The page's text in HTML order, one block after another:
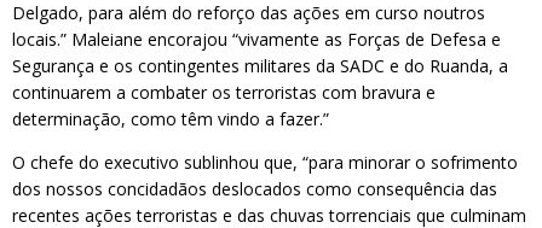
Delgado, para além do reforço das ações em curso noutros
locais.” Maleiane encorajou “vivamente as Forças de Defesa e
Segurança e os contingentes militares da SADC e do Ruanda, a
continuarem a combater os terroristas com bravura e
determinação, como têm vindo a fazer.”
O chefe do executivo sublinhou que, “para minorar o sofrimento
dos nossos concidadãos deslocados como consequência das
recentes ações terroristas e das chuvas torrenciais que culminam